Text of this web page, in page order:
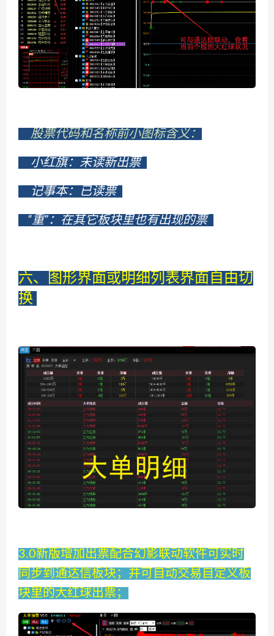
股票代码和名称前小图标含义：
小红旗：未读新出票
记事本：已读票
“重”：在其它板块里也有出现的票
六、图形界面或明细列表界面自由切
换
3.0新版增加出票配合幻影联动软件可实时
同步到通达信板块；并可自动交易自定义板
块里的大红球出票；